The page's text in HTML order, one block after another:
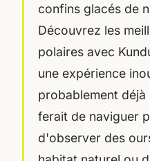
confins glacés de
Découvrez les
polaires avec
une expérience
probablement déjà
ferait de naviguer
d'observer des